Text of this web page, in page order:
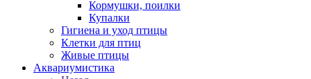
Кормушки, поилки
Купалки
Гигиена и уход птицы
Клетки для птиц
Живые птицы
Аквариумистика